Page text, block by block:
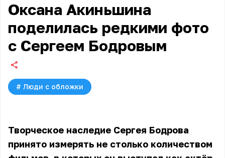
Оксана Акиньшина
поделилась редкими фото
с Сергеем Бодровым
# Люди с обложки
Творческое наследие Сергея Бодрова
принято измерять не столько количеством